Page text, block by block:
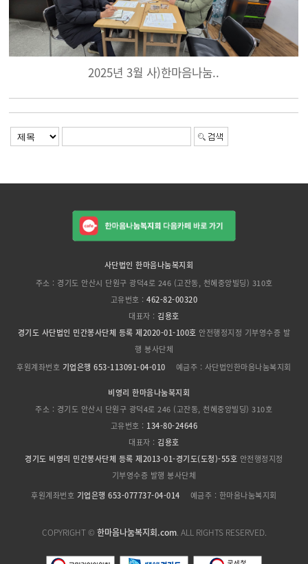
2025년 3월 사)한마음나눔..
사단법인 한마음나눔복지회
주소 : 경기도 안산시 단원구 광덕4로 246 (고잔동, 천혜중앙빌딩) 310호
고유번호 :462-82-00320
대표자 : 김용호
경기도 사단법인 민간봉사단체 등록 제2020-01-100호 안전행정지정 기부영수증 발
행 봉사단체
후원계좌번호 기업은행 653-113091-04-010 예금주 : 사단법인한마음나눔복지회
비영리 한마음나눔복지회
주소 : 경기도 안산시 단원구 광덕4로 246 (고잔동, 천혜중앙빌딩) 310호
고유번호 : 134-80-24646
대표자 : 김용호
경기도 비영리 민간봉사단체 등록 제2013-01-경기도(도청)-55호 안전행정지정
기부영수증 발행 봉사단체
후원계좌번호 기업은행 653-077737-04-014 예금주 : 한마음나눔복지회
COPYRIGHT © 한마음나눔복지회.com. ALL RIGHTS RESERVED.